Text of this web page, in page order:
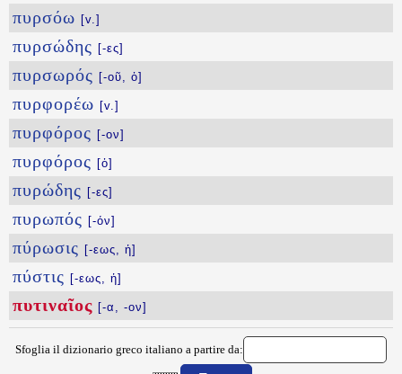
πυρσόω [v.]
πυρσώδης [-ες]
πυρσωρός [-οῦ, ὁ]
πυρφορέω [v.]
πυρφόρος [-ον]
πυρφόρος [ὁ]
πυρώδης [-ες]
πυρωπός [-όν]
πύρωσις [-εως, ἡ]
πύστις [-εως, ἡ]
πυτιναῖος [-α, -ον]
Sfoglia il dizionario greco italiano a partire da: